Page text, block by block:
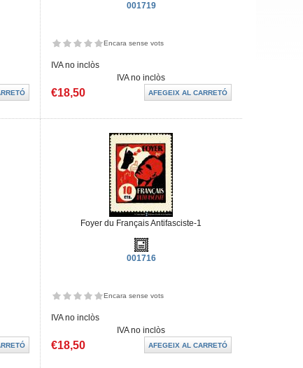
001719
Encara sense vots
IVA no inclòs
IVA no inclòs
€18,50
Foyer du Français Antifasciste-1
001716
Encara sense vots
IVA no inclòs
IVA no inclòs
€18,50